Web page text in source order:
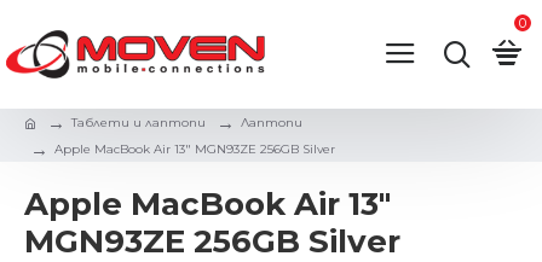
0
Таблети и лаптопи
Лаптопи
Apple MacBook Air 13" MGN93ZE 256GB Silver
Apple MacBook Air 13"
MGN93ZE 256GB Silver